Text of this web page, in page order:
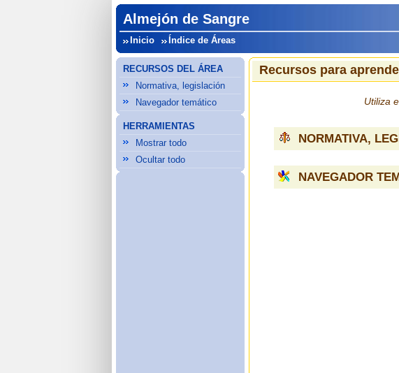
Almejón de Sangre
Inicio Índice de Áreas
RECURSOS DEL ÁREA
Normativa, legislación
Navegador temático
HERRAMIENTAS
Mostrar todo
Ocultar todo
Recursos para
Utiliza
NORMATIVA,
NAVEGADOR